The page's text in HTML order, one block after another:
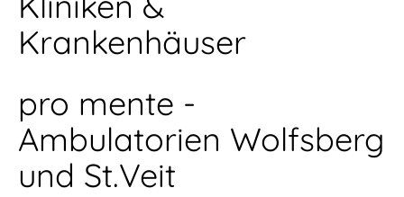
Krankenhäuser
pro mente -
Ambulatorien Wolfsberg
und St.Veit